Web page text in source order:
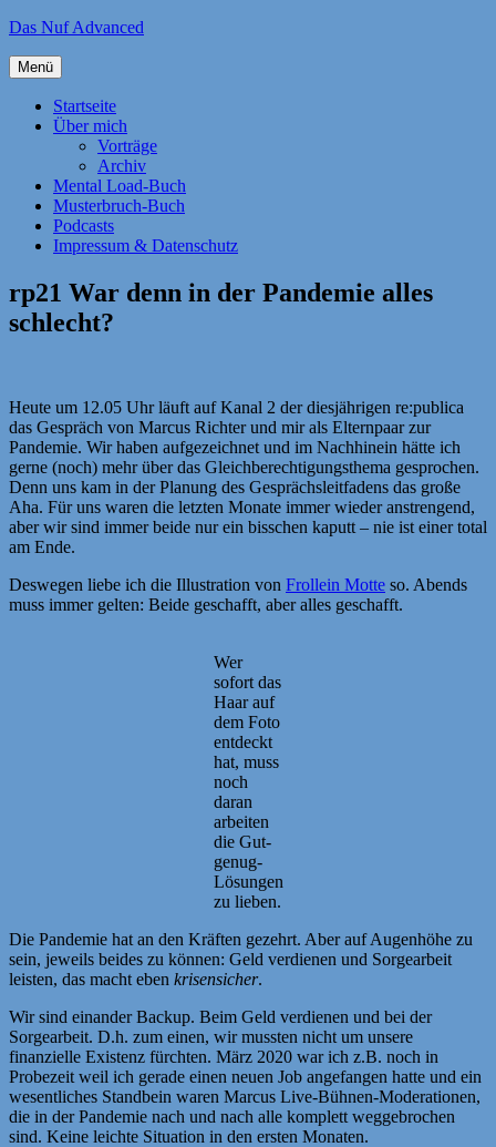
Zum
springen
Das Nuf Advanced
Menü
Startseite
Über mich
Vorträge
Archiv
Mental Load-Buch
Musterbruch-Buch
Podcasts
Impressum & Datenschutz
rp21 War denn in der Pandemie alles
schlecht?
Heute um 12.05 Uhr läuft auf Kanal 2 der diesjährigen re:publica
das Gespräch von Marcus Richter und mir als Elternpaar zur
Pandemie. Wir haben aufgezeichnet und im Nachhinein hätte ich
gerne (noch) mehr über das Gleichberechtigungsthema gesprochen.
Denn uns kam in der Planung des Gesprächsleitfadens das große
Aha. Für uns waren die letzten Monate immer wieder anstrengend,
aber wir sind immer beide nur ein bisschen kaputt – nie ist einer total
am Ende.
Deswegen liebe ich die Illustration von Frollein Motte so. Abends
muss immer gelten: Beide geschafft, aber alles geschafft.
Wer
sofort das
Haar auf
dem Foto
entdeckt
hat, muss
noch
daran
arbeiten
die Gut-
genug-
Lösungen
zu lieben.
Die Pandemie hat an den Kräften gezehrt. Aber auf Augenhöhe zu
sein, jeweils beides zu können: Geld verdienen und Sorgearbeit
leisten, das macht eben krisensicher.
Wir sind einander Backup. Beim Geld verdienen und bei der
Sorgearbeit. D.h. zum einen, wir mussten nicht um unsere
finanzielle Existenz fürchten. März 2020 war ich z.B. noch in
Probezeit weil ich gerade einen neuen Job angefangen hatte und ein
wesentliches Standbein waren Marcus Live-Bühnen-Moderationen,
die in der Pandemie nach und nach alle komplett weggebrochen
sind. Keine leichte Situation in den ersten Monaten.